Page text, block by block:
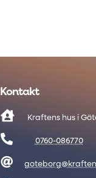
Kontakt
 Kraftens hus i
 0760-086770
